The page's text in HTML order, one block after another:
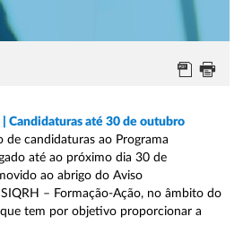
| Candidaturas até 30 de outubro
de candidaturas ao Programa
até ao próximo dia 30 de
ao abrigo do Aviso
– Formação-Ação, no âmbito do
tem por objetivo proporcionar a